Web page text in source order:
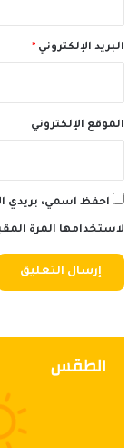
البريد الإلكتروني *
الموقع الإلكتروني
احفظ اسمي، بريدي
لاستخدامها المرة
الطقس